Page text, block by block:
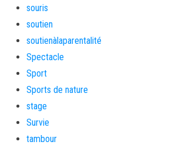
souris
soutien
soutienàlaparentalité
Spectacle
Sport
Sports de nature
stage
Survie
tambour